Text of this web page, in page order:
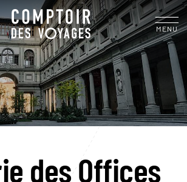
MENU
des Offices